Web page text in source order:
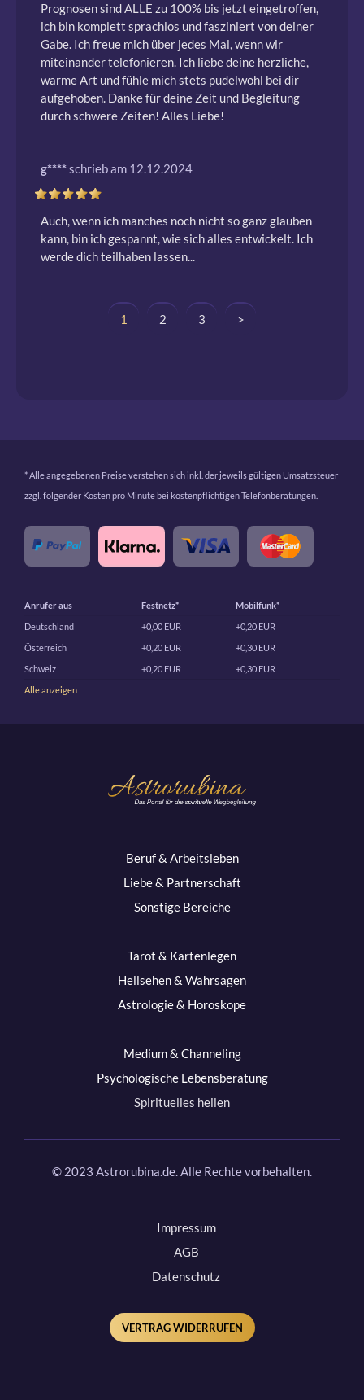
Prognosen sind ALLE zu 100% bis jetzt eingetroffen,
ich bin komplett sprachlos und fasziniert von deiner
Gabe. Ich freue mich über jedes Mal, wenn wir
miteinander telefonieren. Ich liebe deine herzliche,
warme Art und fühle mich stets pudelwohl bei dir
aufgehoben. Danke für deine Zeit und Begleitung
durch schwere Zeiten! Alles Liebe!
g****schrieb am 12.12.2024
Auch, wenn ich manches noch nicht so ganz glauben
kann, bin ich gespannt, wie sich alles entwickelt. Ich
werde dich teilhaben lassen...
1 2 3 >
* Alle angegebenen Preise verstehen sich inkl. der jeweils gültigen Umsatzsteuer
zzgl. folgender Kosten pro Minute bei kostenpflichtigen Telefonberatungen.
Anrufer aus Festnetz*
Mobilfunk*
Deutschland
+0,00 EUR
+0,20 EUR
Österreich
+0,20 EUR
+0,30 EUR
Schweiz
+0,20 EUR
+0,30 EUR
Alle anzeigen
Beruf & Arbeitsleben
Liebe & Partnerschaft
Sonstige Bereiche
Tarot & Kartenlegen
Hellsehen & Wahrsagen
Astrologie & Horoskope
Medium & Channeling
Psychologische Lebensberatung
Spirituelles heilen
© 2023 Astrorubina.de. Alle Rechte vorbehalten.
Impressum
AGB
Datenschutz
VERTRAG WIDERRUFEN